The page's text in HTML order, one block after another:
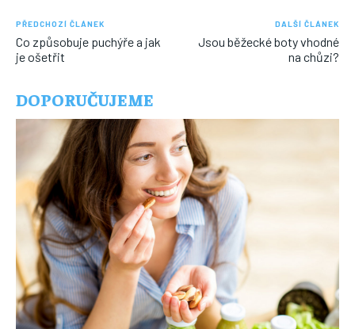
PŘEDCHOZÍ ČLÁNEK
Co způsobuje puchýře a jak
je ošetřit
DALŠÍ ČLÁNEK
Jsou běžecké boty vhodné
na chůzi?
DOPORUČUJEME